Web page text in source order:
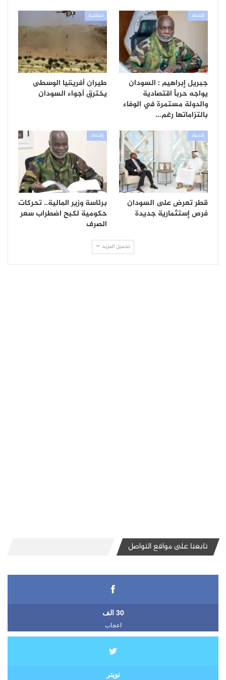
إقتصاد
جبريل إبراهيم : السودان
يواجه حرباً اقتصادية
والدولة مستمرة في الوفاء
بالتزاماتها رغم…
سياسية
طيران أفريقيا الوسطى
يخترق أجواء السودان
إقتصاد
قطر تعرض على السودان
فرص إستثمارية جديدة
إقتصاد
برئاسة وزير المالية.. تحركات
حكومية لكبح اضطراب سعر
الصرف
تحميل المزيد
تابعنا على مواقع التواصل
30 الف
اعجاب
تويتر